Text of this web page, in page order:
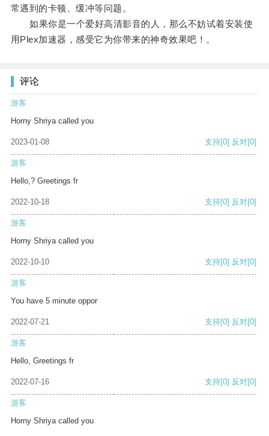
常遇到的卡顿、缓冲等问题。
如果你是一个爱好高清影音的人，那么不妨试着安装使
用Plex加速器，感受它为你带来的神奇效果吧！。
评论
游客
Horny Shriya called you
2023-01-08 支持[0] 反对[0]
游客
Hello,? Greetings fr
2022-10-18 支持[0] 反对[0]
游客
Horny Shriya called you
2022-10-10 支持[0] 反对[0]
游客
You have 5 minute oppor
2022-07-21 支持[0] 反对[0]
游客
Hello, Greetings fr
2022-07-16 支持[0] 反对[0]
游客
Horny Shriya called you